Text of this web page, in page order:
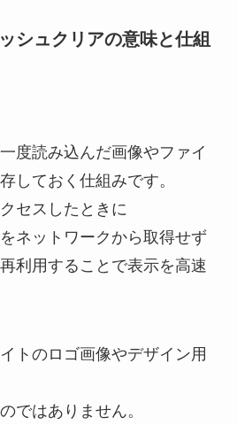
シュクリアの意味と仕組
度読み込んだ画像やファイ
しておく仕組みです。
セスしたときに
ネットワークから取得せず
利用することで表示を高速
トのロゴ画像やデザイン用
ではありません。